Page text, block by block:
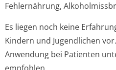
Fehlernährung,
Es liegen noch keine
Kindern und Jugendlichen
Anwendung bei Patienten